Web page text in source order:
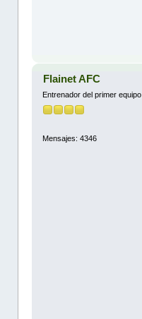
Flainet AFC
Entrenador del primer equipo
Mensajes: 4346